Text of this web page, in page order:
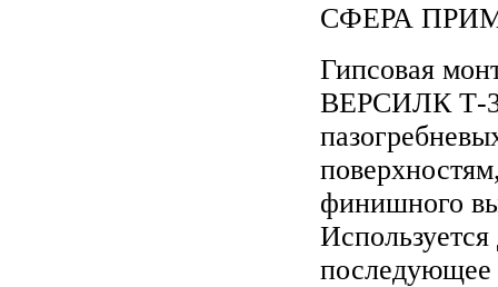
СФЕРА
Гипсовая
ВЕРСИЛК Т-
финишного
последующее